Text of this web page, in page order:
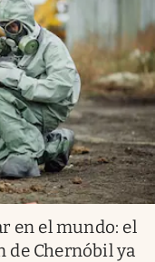
en el mundo: el
de Chernóbil ya